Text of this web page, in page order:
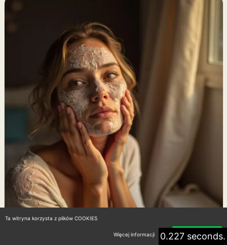
Skuteczne domowe sposoby na
0.227 seconds.
Ta witryna korzysta z plików COOKIES
Więcej informacji Akceptuję